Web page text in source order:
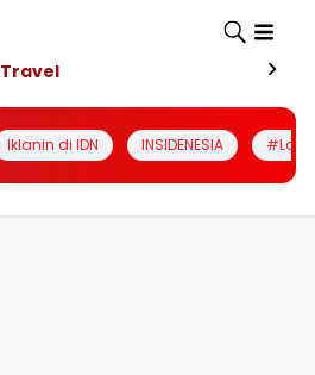
Travel
Iklanin di IDN INSIDENESIA